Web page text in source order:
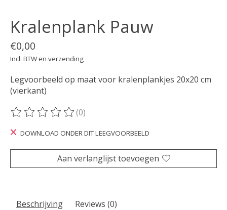
Kralenplank Pauw
€0,00
Incl. BTW en verzending
Legvoorbeeld op maat voor kralenplankjes 20x20 cm
(vierkant)
De beoordeling van dit product is
(0)
DOWNLOAD ONDER DIT LEEGVOORBEELD
Aan verlanglijst toevoegen
Beschrijving Reviews (0)